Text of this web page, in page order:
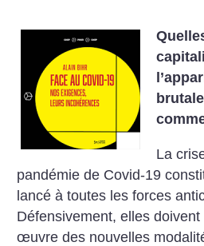
La
pandémie de Covid-19
lancé à toutes les forces
Défensivement, elles
œuvre des nouvelles